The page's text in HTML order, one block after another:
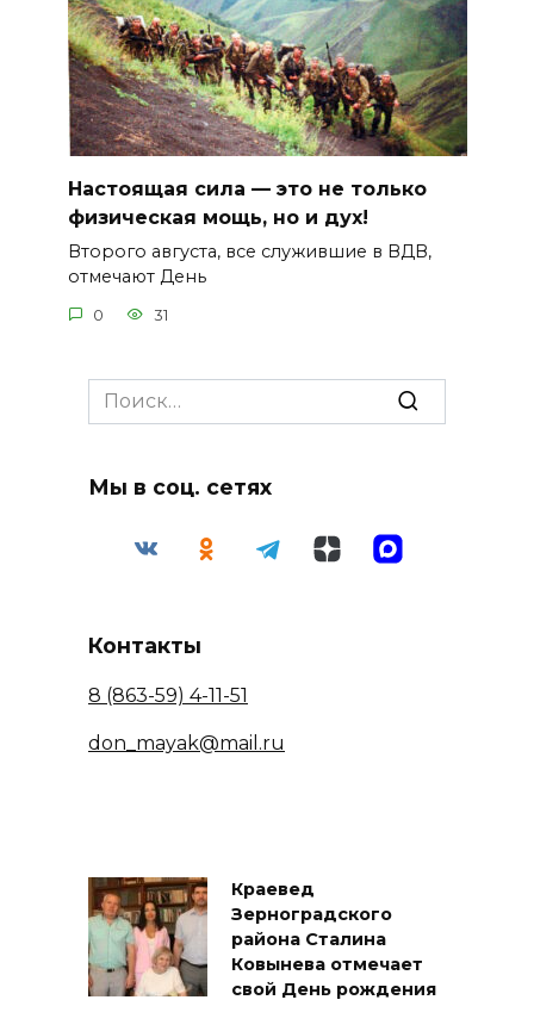
Настоящая сила — это не только
физическая мощь, но и дух!
Второго августа, все служившие в ВДВ,
отмечают День
0 31
Search
for:
Мы в соц. сетях
Контакты
8 (863-59) 4-11-51
don_mayak@mail.ru
Краевед
Зерноградского
района Сталина
Ковынева отмечает
свой День рождения